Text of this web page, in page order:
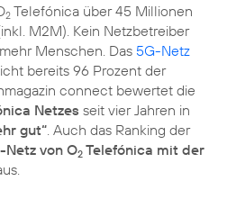
2 Telefónica über 45 Millionen
M2M). Kein Netzbetreiber
Menschen. Das 5G-Netz
bereits 96 Prozent der
connect bewertet die
Netzes seit vier Jahren in
gut“ . Auch das Ranking der
Netz von O2 Telefónica mit der